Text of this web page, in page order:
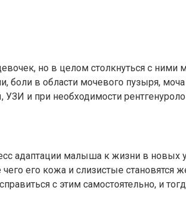
но в целом столкнуться с
боли в области мочевого пузыря,
и при необходимости
адаптации малыша к жизни в новых
его кожа и слизистые
с этим самостоятельно, и